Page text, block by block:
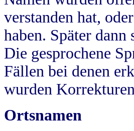
verstanden hat,
haben. Später
Die gesprochene
Fällen bei denen
wurden
Ortsnamen